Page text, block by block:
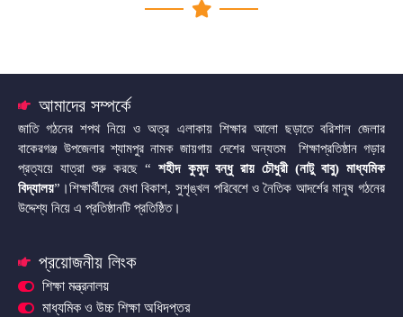
আমাদের সম্পর্কে
জাতি গঠনের শপথ নিয়ে ও অত্র এলাকায় শিক্ষার আলো ছড়াতে বরিশাল জেলার
বাকেরগঞ্জ উপজেলার শ্যামপুর নামক জায়গায় দেশের অন্যতম শিক্ষাপ্রতিষ্ঠান গড়ার
প্রত্যয়ে যাত্রা শুরু করছে “ শহীদ কুমুদ বন্ধু রায় চৌধুরী (নাটু বাবু) মাধ্যমিক
বিদ্যালয়”।শিক্ষার্থীদের মেধা বিকাশ, সুশৃঙ্খল পরিবেশে ও নৈতিক আদর্শের মানুষ গঠনের
উদ্দেশ্য নিয়ে এ প্রতিষ্ঠানটি প্রতিষ্ঠিত।
প্রয়োজনীয় লিংক
শিক্ষা মন্ত্রনালয়
মাধ্যমিক ও উচ্চ শিক্ষা অধিদপ্তর